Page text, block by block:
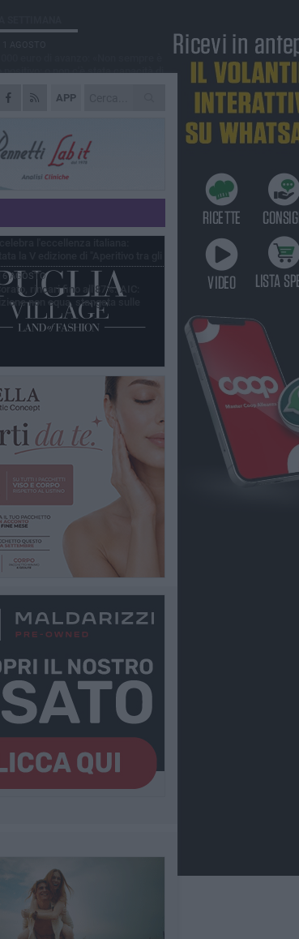
APP
positivo: o non c'è stata capacità di
5 AGOSTO
distributore di
1 AGOSTO
storico, l'assessore Marcone
agli esercenti: «Siamo ai nastri di
AGOSTO
San Domenico: il gusto che
5 AGOSTO
6 AGOSTO
rincari fino all'87%. AIC:
non equa, stangata sulle